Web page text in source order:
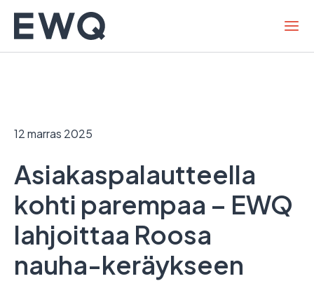
sisältöön
12 marras 2025
Asiakaspalautteella
kohti parempaa – EWQ
lahjoittaa Roosa
nauha-keräykseen